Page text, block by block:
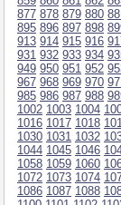
877 878 879 880
895 896 897 898
913 914 915 916
931 932 933 934
949 950 951 952
967 968 969 970
985 986 987 988
1002 1003 1004
1016 1017 1018
1030 1031 1032
1044 1045 1046
1058 1059 1060
1072 1073 1074
1086 1087 1088